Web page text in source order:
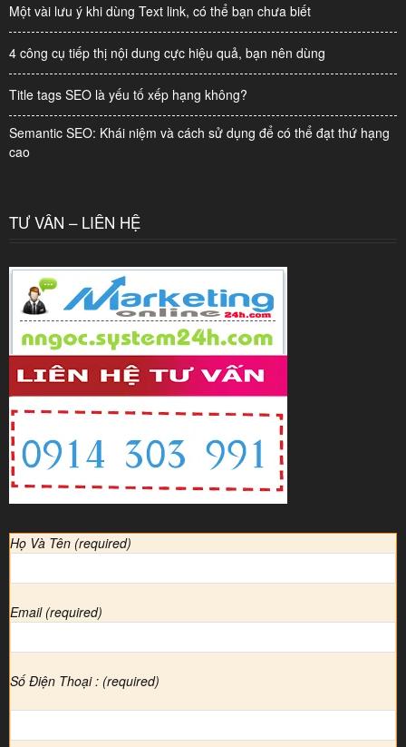
Một vài lưu ý khi dùng Text link, có thể bạn chưa biết
4 công cụ tiếp thị nội dung cực hiệu quả, bạn nên dùng
Title tags SEO là yếu tố xếp hạng không?
Semantic SEO: Khái niệm và cách sử dụng để có thể đạt thứ hạng
cao
TƯ VẤN – LIÊN HỆ
Họ Và Tên (required)
Email (required)
Số Điện Thoại : (required)